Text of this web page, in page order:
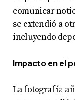
comunicar
se extendió a
incluyendo
Impacto en el
La fotografía